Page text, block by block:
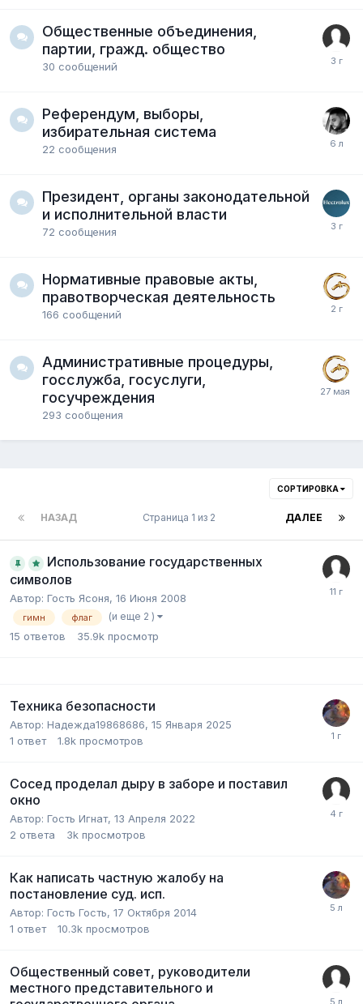
Общественные объединения,
партии, гражд. общество
30 сообщений
Референдум, выборы,
избирательная система
22 сообщения
Президент, органы законодательной
и исполнительной власти
72 сообщения
Нормативные правовые акты,
правотворческая деятельность
166 сообщений
Административные процедуры,
госслужба, госуслуги,
госучреждения
293 сообщения
СОРТИРОВКА
НАЗАД ДАЛЕЕ
Страница 1 из 2
Использование государственных
символов
Автор: Гость Ясоня, 16 Июня 2008
гимн флаг (и еще 2 )
15 ответов 35.9k просмотр
Техника безопасности
Автор: Надежда19868686, 15 Января 2025
1 ответ 1.8k просмотров
Сосед проделал дыру в заборе и поставил
окно
Автор: Гость Игнат, 13 Апреля 2022
2 ответа 3k просмотров
Как написать частную жалобу на
постановление суд. исп.
Автор: Гость Гость, 17 Октября 2014
1 ответ 10.3k просмотров
Общественный совет, руководители
местного представительного и